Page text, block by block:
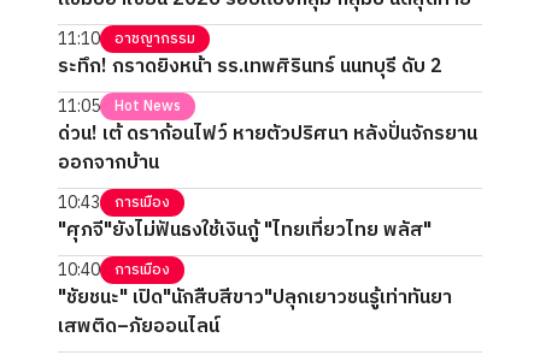
11:10 อาชญากรรม
ระทึก! กราดยิงหน้า รร.เทพศิรินทร์ นนทบุรี ดับ 2
11:05 Hot News
ด่วน! เต้ ดราก้อนไฟว์ หายตัวปริศนา หลังปั่นจักรยาน
ออกจากบ้าน
10:43 การเมือง
"ศุภจี"ยังไม่ฟันธงใช้เงินกู้ "ไทยเที่ยวไทย พลัส"
10:40 การเมือง
"ชัยชนะ" เปิด"นักสืบสีขาว"ปลุกเยาวชนรู้เท่าทันยา
เสพติด–ภัยออนไลน์